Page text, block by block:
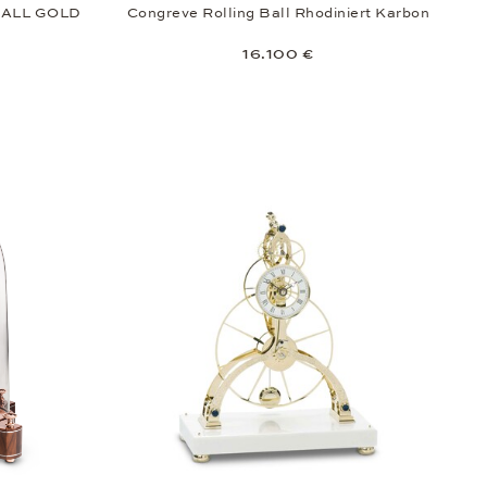
GOLD
Congreve Rolling Ball Rhodiniert Karbon
16.100 €